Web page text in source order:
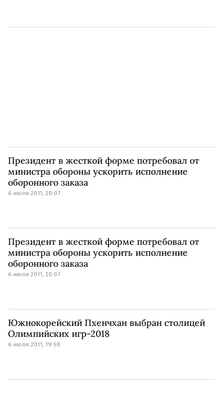
Президент в жесткой форме потребовал от
министра обороны ускорить исполнение
оборонного заказа
6 июля 2011, 20:07
Президент в жесткой форме потребовал от
министра обороны ускорить исполнение
оборонного заказа
6 июля 2011, 20:07
Южнокорейский Пхенчхан выбран столицей
Олимпийских игр-2018
6 июля 2011, 19:58